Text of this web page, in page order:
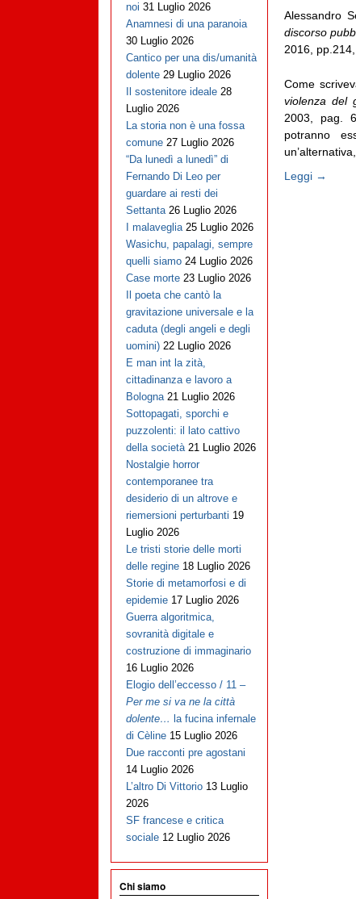
Alessandro
discorso
2016,
Come
violenza del
2003, pag.
potranno
Leggi →
noi 31 Luglio 2026
Anamnesi di una paranoia
30 Luglio 2026
Cantico per una dis/umanità
dolente 29 Luglio 2026
Il sostenitore ideale 28
Luglio 2026
La storia non è una fossa
comune 27 Luglio 2026
“Da lunedì a lunedì” di
Fernando Di Leo per
guardare ai resti dei
Settanta 26 Luglio 2026
I malaveglia 25 Luglio 2026
Wasichu, papalagi, sempre
quelli siamo 24 Luglio 2026
Case morte 23 Luglio 2026
Il poeta che cantò la
gravitazione universale e la
caduta (degli angeli e degli
uomini) 22 Luglio 2026
E man int la zità,
cittadinanza e lavoro a
Bologna 21 Luglio 2026
Sottopagati, sporchi e
puzzolenti: il lato cattivo
della società 21 Luglio 2026
Nostalgie horror
contemporanee tra
desiderio di un altrove e
riemersioni perturbanti 19
Luglio 2026
Le tristi storie delle morti
delle regine 18 Luglio 2026
Storie di metamorfosi e di
epidemie 17 Luglio 2026
Guerra algoritmica,
sovranità digitale e
costruzione di immaginario
16 Luglio 2026
Elogio dell’eccesso / 11 –
Per me si va ne la città
dolente… la fucina infernale
di Cèline 15 Luglio 2026
Due racconti pre agostani
14 Luglio 2026
L’altro Di Vittorio 13 Luglio
2026
SF francese e critica
sociale 12 Luglio 2026
Chi siamo